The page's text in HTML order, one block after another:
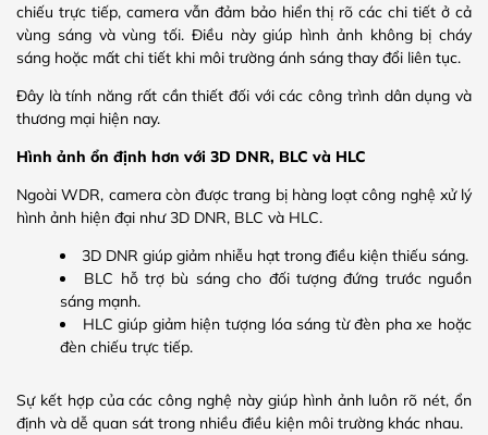
chiếu trực tiếp, camera vẫn đảm bảo hiển thị rõ các chi tiết ở cả
vùng sáng và vùng tối. Điều này giúp hình ảnh không bị cháy
sáng hoặc mất chi tiết khi môi trường ánh sáng thay đổi liên tục.
Đây là tính năng rất cần thiết đối với các công trình dân dụng và
thương mại hiện nay.
Hình ảnh ổn định hơn với 3D DNR, BLC và HLC
Ngoài WDR, camera còn được trang bị hàng loạt công nghệ xử lý
hình ảnh hiện đại như 3D DNR, BLC và HLC.
3D DNR giúp giảm nhiễu hạt trong điều kiện thiếu sáng.
BLC hỗ trợ bù sáng cho đối tượng đứng trước nguồn
sáng mạnh.
HLC giúp giảm hiện tượng lóa sáng từ đèn pha xe hoặc
đèn chiếu trực tiếp.
Sự kết hợp của các công nghệ này giúp hình ảnh luôn rõ nét, ổn
định và dễ quan sát trong nhiều điều kiện môi trường khác nhau.